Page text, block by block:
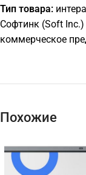
Тип товара:
Софтинк (Soft Inc.)
коммерческое
Похожие